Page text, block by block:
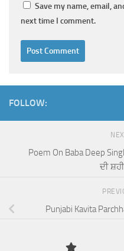
Save my name, email,
next time I comment.
FOLLOW:
Poem On Baba Deep
ਦੀ
Punjabi Kavita